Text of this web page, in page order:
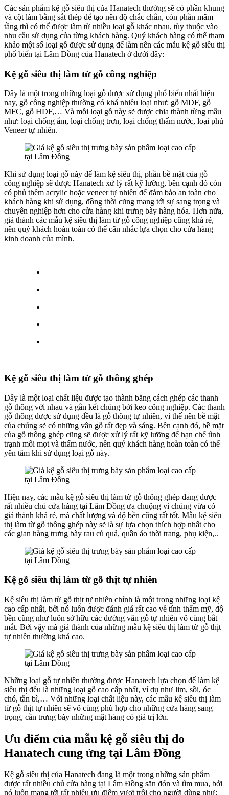
Các sản phẩm kệ gỗ siêu thị của Hanatech thường sẽ có phần khung
và cột làm bằng sắt thép để tạo nên độ chắc chắn, còn phần mâm
tầng thì có thể được làm từ nhiều loại gỗ khác nhau, tùy thuộc vào
nhu cầu sử dụng của từng khách hàng. Quý khách hàng có thể tham
khảo một số loại gỗ được sử dụng để làm nên các mẫu kệ gỗ siêu thị
phổ biến tại Lâm Đồng của Hanatech ở dưới đây:
Kệ gỗ siêu thị làm từ gỗ công nghiệp
Đây là một trong những loại gỗ được sử dụng phổ biến nhất hiện
nay, gỗ công nghiệp thường có khá nhiều loại như: gỗ MDF, gỗ
MFC, gỗ HDF,… Và mỗi loại gỗ này sẽ được chia thành từng mẫu
như: loại chống ẩm, loại chống trơn, loại chống thấm nước, loại phủ
Veneer tự nhiên.
Khi sử dụng loại gỗ này để làm kệ siêu thị, phần bề mặt của gỗ
công nghiệp sẽ được Hanatech xử lý rất kỹ lưỡng, bên cạnh đó còn
có phủ thêm acrylic hoặc veneer tự nhiên để đảm bảo an toàn cho
khách hàng khi sử dụng, đồng thời cũng mang tới sự sang trọng và
chuyên nghiệp hơn cho cửa hàng khi trưng bày hàng hóa. Hơn nữa,
giá thành các mẫu kệ siêu thị làm từ gỗ công nghiệp cũng khá rẻ,
nên quý khách hoàn toàn có thể cân nhắc lựa chọn cho cửa hàng
kinh doanh của mình.
Kệ gỗ siêu thị làm từ gỗ thông ghép
Đây là một loại chất liệu được tạo thành bằng cách ghép các thanh
gỗ thông với nhau và gắn kết chúng bởi keo công nghiệp. Các thanh
gỗ thông được sử dụng đều là gỗ thông tự nhiên, vì thế nên bề mặt
của chúng sẽ có những vân gỗ rất đẹp và sáng. Bên cạnh đó, bề mặt
của gỗ thông ghép cũng sẽ được xử lý rất kỹ lưỡng để hạn chế tình
trạnh mối mọt và thấm nước, nên quý khách hàng hoàn toàn có thể
yên tâm khi sử dụng loại gỗ này.
Hiện nay, các mẫu kệ gỗ siêu thị làm từ gỗ thông ghép đang được
rất nhiều chủ cửa hàng tại Lâm Đồng ưa chuộng vì chúng vừa có
giá thành khá rẻ, mà chất lượng và độ bền cũng rất tốt. Mẫu kệ siêu
thị làm từ gỗ thông ghép này sẽ là sự lựa chọn thích hợp nhất cho
các gian hàng trưng bày rau củ quả, quần áo thời trang, phụ kiện,..
Kệ gỗ siêu thị làm từ gỗ thịt tự nhiên
Kệ siêu thị làm từ gỗ thịt tự nhiên chính là một trong những loại kệ
cao cấp nhất, bởi nó luôn được đánh giá rất cao về tính thẩm mỹ, độ
bền cũng như luôn sở hữu các đường vân gỗ tự nhiên vô cùng bắt
mắt. Bởi vậy mà giá thành của những mẫu kệ siêu thị làm từ gỗ thịt
tự nhiên thường khá cao.
Những loại gỗ tự nhiên thường được Hanatech lựa chọn để làm kệ
siêu thị đều là những loại gỗ cao cấp nhất, ví dụ như lim, sồi, óc
chó, tần bì,… Với những loại chất liệu này, các mẫu kệ siêu thị làm
từ gỗ thịt tự nhiên sẽ vô cùng phù hợp cho những cửa hàng sang
trọng, cần trưng bày những mặt hàng có giá trị lớn.
Ưu điểm của mẫu kệ gỗ siêu thị do
Hanatech cung ứng tại Lâm Đồng
Kệ gỗ siêu thị của Hanatech đang là một trong những sản phẩm
được rất nhiều chủ cửa hàng tại Lâm Đồng săn đón và tìm mua, bởi
nó luôn mang tới rất nhiều ưu điểm vượt trội cho người dùng như: